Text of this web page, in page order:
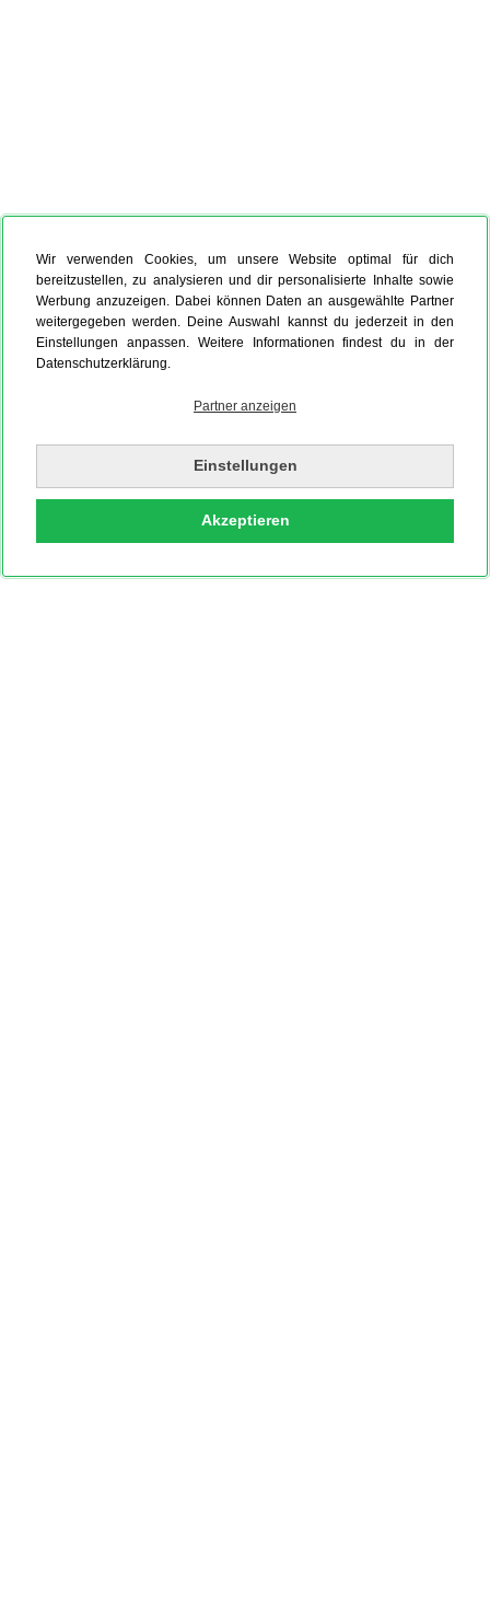
Wir verwenden Cookies, um unsere Website optimal für dich
bereitzustellen, zu analysieren und dir personalisierte Inhalte sowie
Werbung anzuzeigen. Dabei können Daten an ausgewählte Partner
weitergegeben werden. Deine Auswahl kannst du jederzeit in den
Einstellungen anpassen. Weitere Informationen findest du in der
Datenschutzerklärung.
Partner anzeigen
Einstellungen
Akzeptieren